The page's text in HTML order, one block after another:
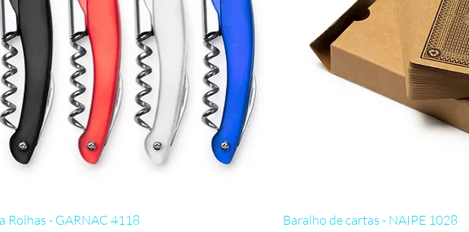
Visualização rápida
Rolhas - GARNAC 4118
Visualização rápida
Baralho de cartas - NAIPE 1028